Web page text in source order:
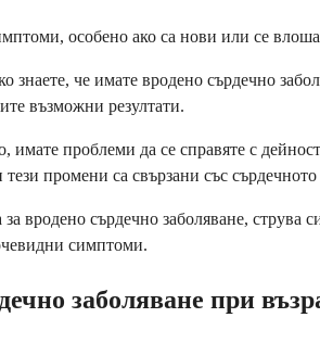
особено ако са нови или се
знаете, че имате вродено сърдечно
възможни резултати.
проблеми да се справяте с
промени са свързани със
сърдечно заболяване, струва
симптоми.
заболяване при